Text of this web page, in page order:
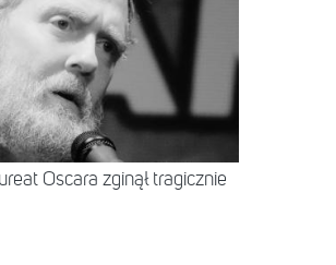
Oscara zginął tragicznie